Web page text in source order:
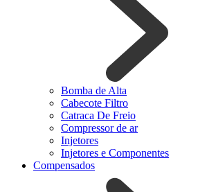
Bomba de Alta
Cabecote Filtro
Catraca De Freio
Compressor de ar
Injetores
Injetores e Componentes
Compensados